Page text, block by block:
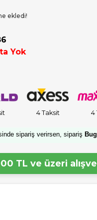
ekledi!
Yok
4 Taksit 4
sipariş verirsen, sipariş
TL ve üzeri